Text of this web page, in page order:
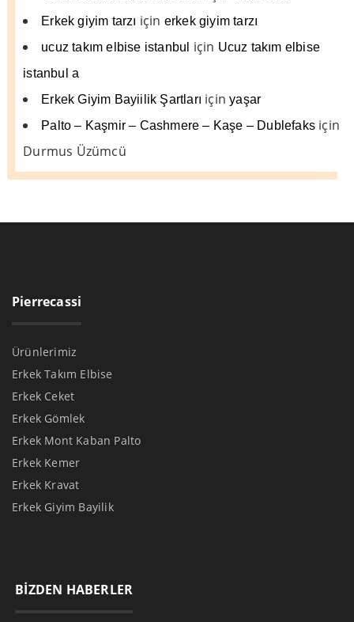
Erkek giyim tarzı için erkek giyim tarzı
ucuz takım elbise istanbul
için Ucuz takım elbise
istanbul a
Erkek Giyim Bayiilik Şartları içinyaşar
Palto – Kaşmir – Cashmere – Kaşe – Dublefaksiçin
Durmus Üzümcü
Pierrecassi
Ürünlerimiz
Erkek Takım Elbise
Erkek Ceket
Erkek Gömlek
Erkek Mont Kaban Palto
Erkek Kemer
Erkek Kravat
Erkek Giyim Bayilik
BİZDEN HABERLER